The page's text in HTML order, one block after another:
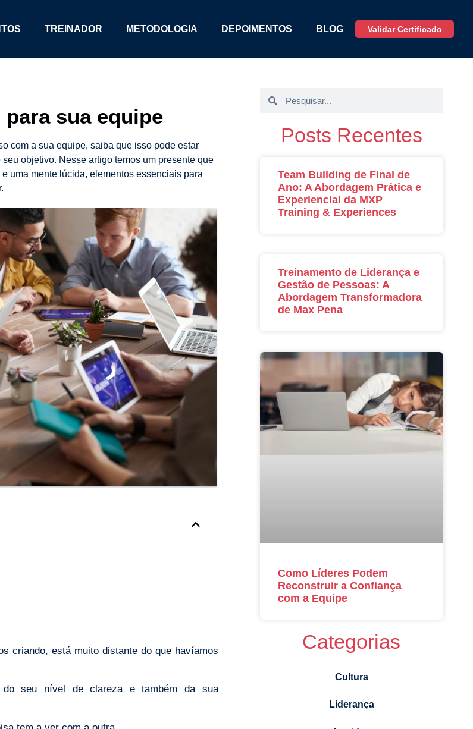
TREINADOR METODOLOGIA DEPOIMENTOS BLOG Validar Certificado
sua equipe
com a sua equipe, saiba que isso pode estar
objetivo. Nesse artigo temos um presente que
uma mente lúcida, elementos essenciais para
criando, está muito distante do que havíamos
do seu nível de clareza e também da sua
Posts Recentes
Team Building de Final de
Ano: A Abordagem Prática e
Experiencial da MXP
Training & Experiences
Treinamento de Liderança e
Gestão de Pessoas: A
Abordagem Transformadora
de Max Pena
Como Líderes Podem
Reconstruir a Confiança
com a Equipe
Categorias
Cultura
Liderança